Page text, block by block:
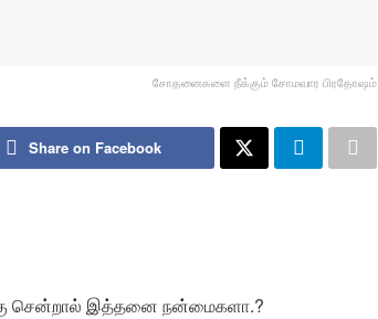
சோதனைகளை நீக்கும் சோமவார பிரதோஷம்
Share on Facebook
சென்றால் இத்தனை நன்மைகளா.?